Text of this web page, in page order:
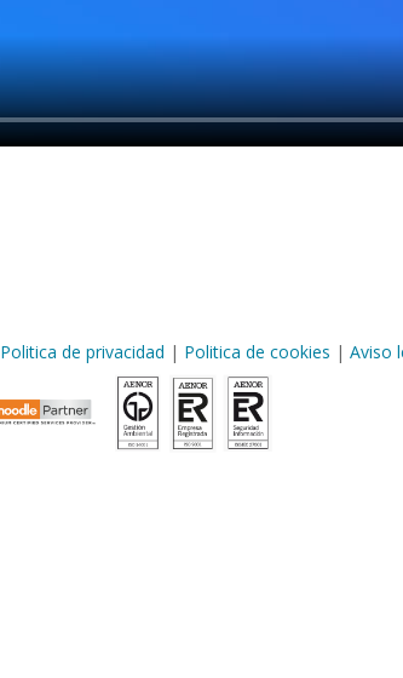
Politica de privacidad | Politica de cookies | Aviso